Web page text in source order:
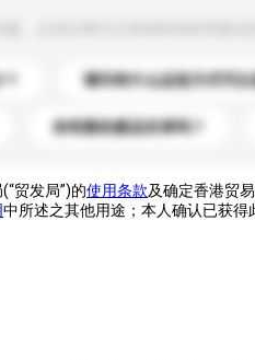
请问有什么运送方式可以
你有新的產品目录吗？
贸发局”)的使用条款及确定香港贸
中所述之其他用途；本人确认已获得